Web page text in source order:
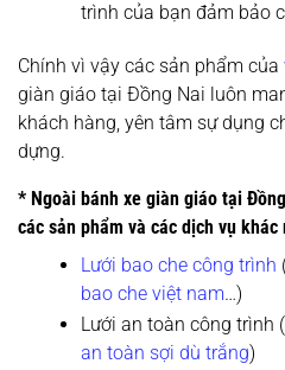
trình của bạn đảm bảo
Chính vì vậy các sản phẩm của
giàn giáo tại Đồng Nai luôn
khách hàng, yên tâm sự dụng
dựng.
* Ngoài bánh xe giàn giáo tại
các sản phẩm và các dịch vụ khác
Lưới bao che công trình
bao che việt nam…)
Lưới an toàn công trình (
an toàn sợi dù trắng)